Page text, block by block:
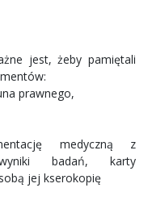
jest, żeby pamiętali
prawnego,
medyczną z
badań, karty
jej kserokopię